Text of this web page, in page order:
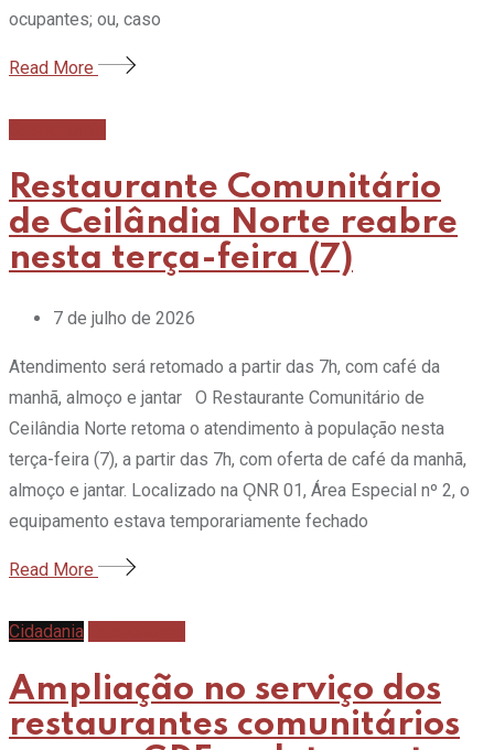
ocupantes; ou, caso
Read More
Restaurante Comunitário
de Ceilândia Norte reabre
nesta terça-feira (7)
7 de julho de 2026
Atendimento será retomado a partir das 7h, com café da
manhã, almoço e jantar O Restaurante Comunitário de
Ceilândia Norte retoma o atendimento à população nesta
terça-feira (7), a partir das 7h, com oferta de café da manhã,
almoço e jantar. Localizado na ǪNR 01, Área Especial nº 2, o
equipamento estava temporariamente fechado
Read More
Cidadania
Ampliação no serviço dos
restaurantes comunitários